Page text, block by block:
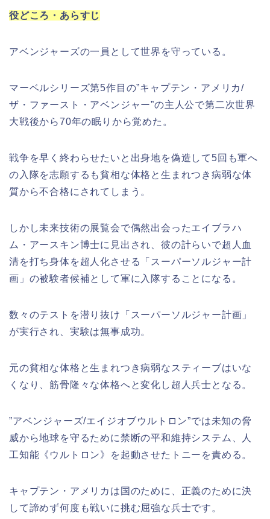
役どころ・あらすじ
アベンジャーズの一員として世界を守っている。
マーベルシリーズ第5作目の”キャプテン・アメリカ/
ザ・ファースト・アベンジャー”の主人公で第二次世界
大戦後から70年の眠りから覚めた。
戦争を早く終わらせたいと出身地を偽造して5回も軍へ
の入隊を志願するも貧相な体格と生まれつき病弱な体
質から不合格にされてしまう。
しかし未来技術の展覧会で偶然出会ったエイブラハ
ム・アースキン博士に見出され、彼の計らいで超人血
清を打ち身体を超人化させる「スーパーソルジャー計
画」の被験者候補として軍に入隊することになる。
数々のテストを潜り抜け「スーパーソルジャー計画」
が実行され、実験は無事成功。
元の貧相な体格と生まれつき病弱なスティーブはいな
くなり、筋骨隆々な体格へと変化し超人兵士となる。
”アベンジャーズ/エイジオブウルトロン”では未知の脅
威から地球を守るために禁断の平和維持システム、人
工知能《ウルトロン》を起動させたトニーを責める。
キャプテン・アメリカは国のために、正義のために決
して諦めず何度も戦いに挑む屈強な兵士です。